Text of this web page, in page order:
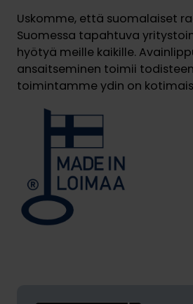
Uskomme, että suomalaiset
Suomessa tapahtuva
hyötyä meille kaikille.
ansaitseminen toimii
toimintamme ydin on